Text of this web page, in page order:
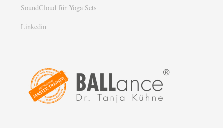
SoundCloud für Yoga Sets
Linkedin